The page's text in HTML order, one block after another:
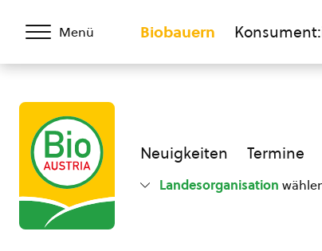
Menü Biobauern
Neuigkeiten Termine
Landesorganisation